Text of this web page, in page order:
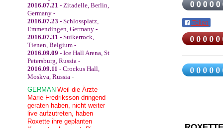
Teilen
2016.07.21 - Zitadelle, Berlin,
Germany -
2016.07.23 - Schlossplatz,
Emmendingen, Germany -
2016.07.31 - Suikerrock,
Tienen, Belgium -
2016.09.09 - Ice Hall Arena, St
Petersburg, Russia -
2016.09.11 - Crockus Hall,
Moskva, Russia -
GERMAN Weil die Ärzte
Marie Fredriksson dringend
geraten haben, nicht weiter
live aufzutreten, haben
Roxette ihre geplanten